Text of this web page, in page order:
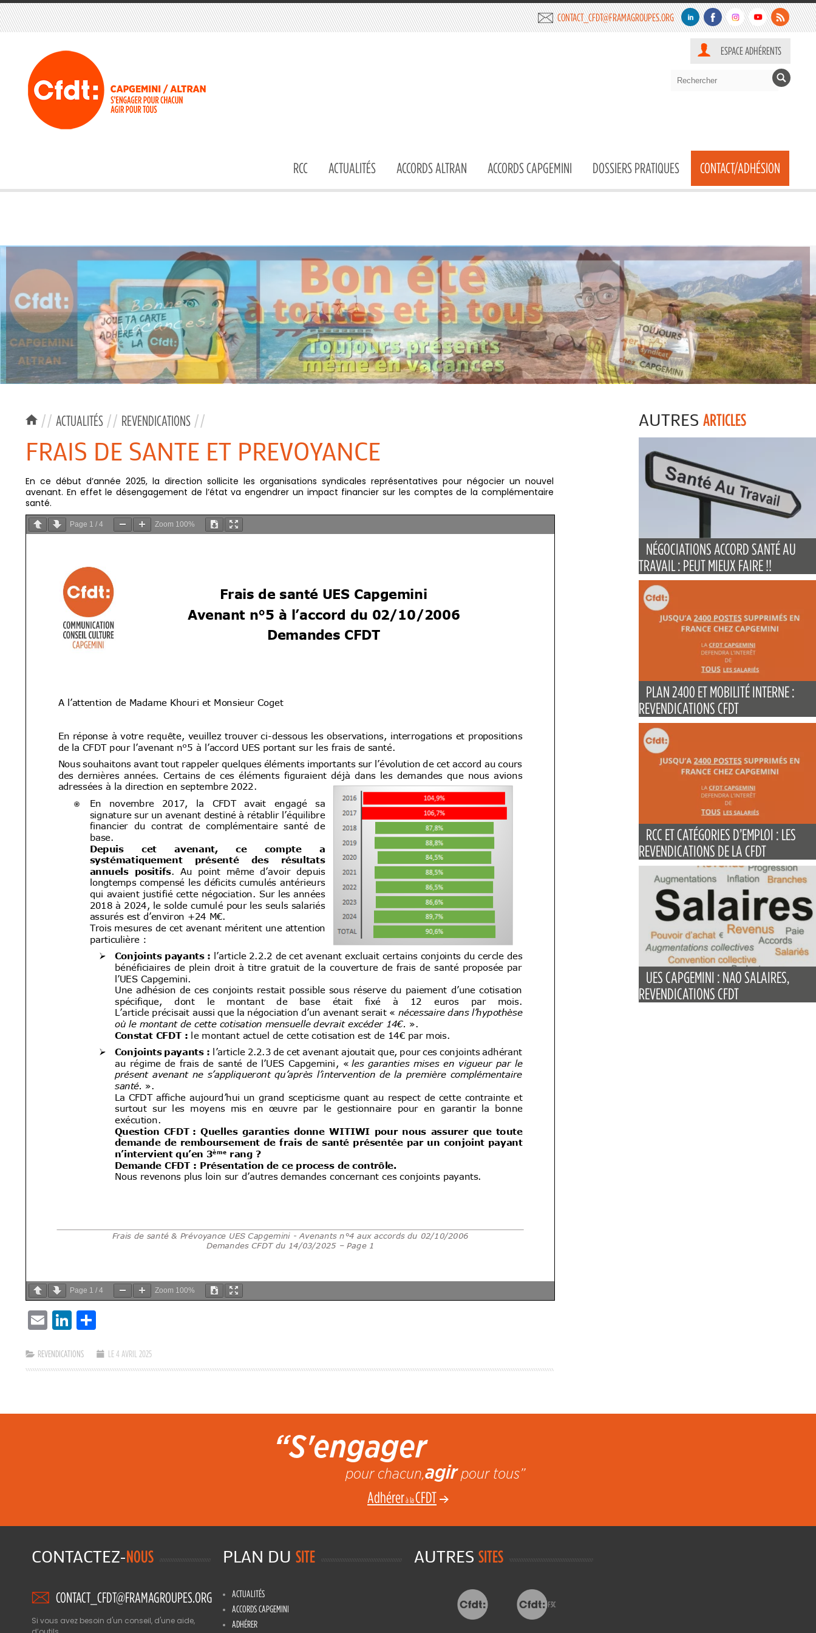
CONTACT_CFDT@FRAMAGROUPES.ORG
ESPACE ADHÉRENTS
RCC ACTUALITÉS ACCORDS ALTRAN ACCORDS CAPGEMINI DOSSIERS PRATIQUES CONTACT/ADHÉSION
// ACTUALITÉS // REVENDICATIONS //
FRAIS DE SANTE ET PREVOYANCE
En ce début d’année 2025, la direction sollicite les organisations syndicales représentatives pour négocier un nouvel
avenant. En effet le désengagement de l’état va engendrer un impact financier sur les comptes de la complémentaire
santé.
Page 1 / 4 Zoom 100%
Page 1 / 4 Zoom 100%
EMAIL LINKEDIN
REVENDICATIONS LE 4 AVRIL 2025
AUTRES ARTICLES
NÉGOCIATIONS ACCORD SANTÉ AU
TRAVAIL : PEUT MIEUX FAIRE !!
PLAN 2400 ET MOBILITÉ INTERNE :
REVENDICATIONS CFDT
RCC ET CATÉGORIES D’EMPLOI : LES
REVENDICATIONS DE LA CFDT
UES CAPGEMINI : NAO SALAIRES,
REVENDICATIONS CFDT
“S'engager
pour chacun,agirpour tous”
Adhérerà laCFDT
CONTACTEZ-NOUS
CONTACT_CFDT@FRAMAGROUPES.ORG
Si vous avez besoin d'un conseil, d'une aide,
PLAN DU SITE
ACTUALITÉS
ACCORDS CAPGEMINI
ADHÉRER
AUTRES SITES